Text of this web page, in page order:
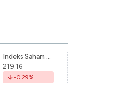
Indeks Saham Syariah Indonesia
219.16
-0.29%